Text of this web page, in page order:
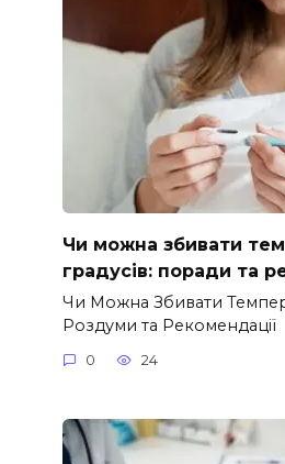
Чи можна збивати
градусів: поради та
Чи Можна Збивати
Роздуми та Рекомендації
0 24